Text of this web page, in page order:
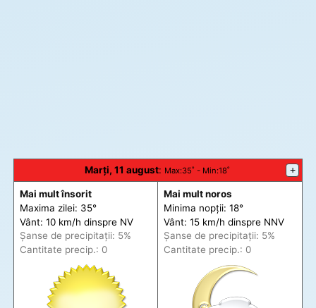
Marți, 11 august: Max:35˚ - Min:18˚ +
Mai mult însorit
Maxima zilei: 35°
Vânt: 10 km/h dinspre NV
Șanse de precipitații: 5%
Cantitate precip.: 0
Mai mult noros
Minima nopții: 18°
Vânt: 15 km/h dinspre NNV
Șanse de precipitații: 5%
Cantitate precip.: 0